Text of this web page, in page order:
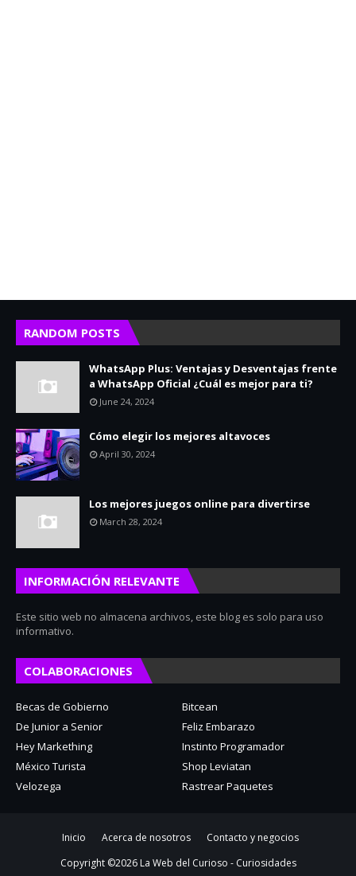
RANDOM POSTS
WhatsApp Plus: Ventajas y Desventajas frente
a WhatsApp Oficial ¿Cuál es mejor para ti?
June 24, 2024
Cómo elegir los mejores altavoces
April 30, 2024
Los mejores juegos online para divertirse
March 28, 2024
INFORMACIÓN RELEVANTE
Este sitio web no almacena archivos, este blog es solo para uso
informativo.
COLABORACIONES
Becas de Gobierno
Bitcean
De Junior a Senior
Feliz Embarazo
Hey Markething
Instinto Programador
México Turista
Shop Leviatan
Velozega
Rastrear Paquetes
Inicio Acerca de nosotros
Contacto y negocios
Copyright ©2026 La Web del Curioso - Curiosidades